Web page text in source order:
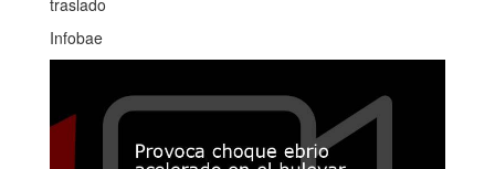
traslado
Infobae